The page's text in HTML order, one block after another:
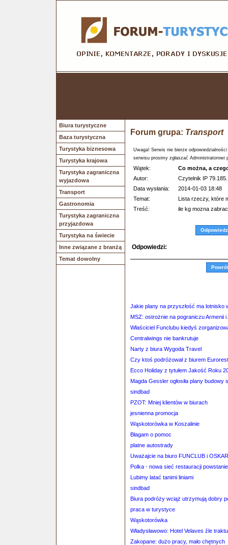
Biura turystyczne
Baza turystyczna
Turystyka biznesowa
Turystyka krajowa
Turystyka zagraniczna
wyjazdowa
Transport
Gastronomia
Turystyka zagraniczna
przyjazdowa
Turystyka na świecie
Inne związane z branżą
Temat dowolny
Forum grupa: Transport
Uwaga! Serwis nie bierze
serwisu prosimy zgłaszać Administratorowi
Wątek:
Co można, a
Autor:
Czytelnik IP
Data wysłania:
2014-01-03 18:48
Temat:
Lista rzeczy, które
Treść:
ile kg mozna
Odpowiedz
Odpowiedzi:
Jakie plany na przyszłość ma lotnisko
MSZ: ostrożnie na pograniczu Armenii i
Właściciel Funclubu kiedyś
Centralwings nie bankrutuje
Narty z biura Wygoda Travel
Czy ktoś podróżował z biurem
Ecco Holiday z tytułem Jakość Roku
Magda Gessler ogłosiła plany budowy
sindbad
PZOT: Mniej klientów w biurach
jesnienna promocja
Wąskotorówka w Koszalinie
Błagam o pomoc
platne autostrady
Uważajcie na biuro FUNCLUB i OSKAR
Polka - nowa sieć restauracji
Lubimy latać tanimi liniami
sindbad
Biura podróży wciąż utrzymują dobry
praca w turystyce
Wąskotorówka
Władysławowo: Hotel Velaves źle
Zakopane: dużo pracy, mało chętnych